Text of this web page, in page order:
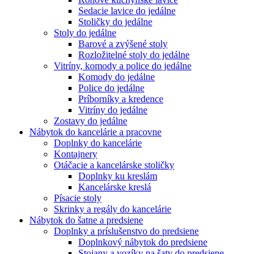
Sedacie lavice do jedálne
Stoličky do jedálne
Stoly do jedálne
Barové a zvýšené stoly
Rozložitelné stoly do jedálne
Vitríny, komody a police do jedálne
Komody do jedálne
Police do jedálne
Príborníky a kredence
Vitríny do jedálne
Zostavy do jedálne
Nábytok do kancelárie a pracovne
Doplnky do kancelárie
Kontajnery
Otáčacie a kancelárske stoličky
Doplnky ku kreslám
Kancelárske kreslá
Písacie stoly
Skrinky a regály do kancelárie
Nábytok do šatne a predsiene
Doplnky a príslušenstvo do predsiene
Doplnkový nábytok do predsiene